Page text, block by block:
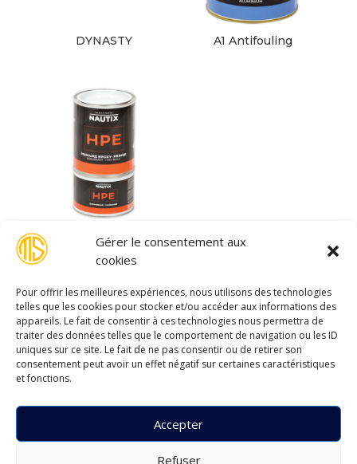
Gérer le consentement aux
cookies
Pour offrir les meilleures expériences, nous utilisons des technologies
telles que les cookies pour stocker et/ou accéder aux informations des
appareils. Le fait de consentir à ces technologies nous permettra de
traiter des données telles que le comportement de navigation ou les ID
uniques sur ce site. Le fait de ne pas consentir ou de retirer son
consentement peut avoir un effet négatif sur certaines caractéristiques
et fonctions.
Accepter
Refuser
DYNASTY A1 Antifouling